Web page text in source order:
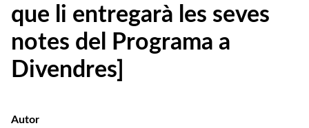
que li entregarà les seves
notes del Programa a
Divendres]
Autor